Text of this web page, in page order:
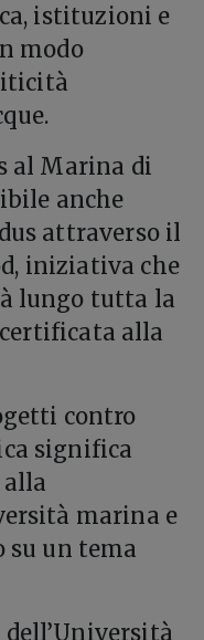
istituzioni e
modo
al Marina di
anche
attraverso il
iniziativa che
lungo tutta la
alla
contro
significa
marina e
un tema